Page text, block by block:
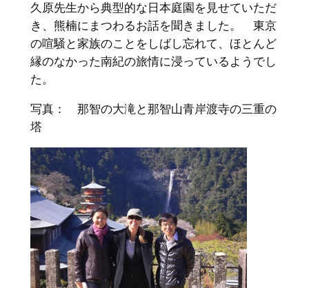
久原先生から典型的な日本庭園を見せていただ
き、熊楠にまつわるお話を聞きました。 東京
の喧騒と家族のことをしばし忘れて、ほとんど
縁のなかった南紀の旅情に浸っているようでし
た。
写真： 那智の大滝と那智山青岸渡寺の三重の
塔